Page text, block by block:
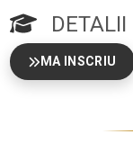
DETALII
MA INSCRIU